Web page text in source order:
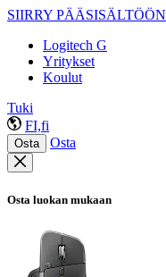
SIIRRY PÄÄSISÄLTÖÖN
Logitech G
Yritykset
Koulut
Tuki
FI,fi
Osta Osta
Osta luokan mukaan